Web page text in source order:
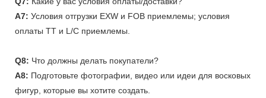
A7: Условия отгрузки EXW и FOB приемлемы; условия
оплаты TT и L/C приемлемы.
Q8: Что должны делать покупатели?
A8: Подготовьте фотографии, видео или идеи для восковых
фигур, которые вы хотите создать.